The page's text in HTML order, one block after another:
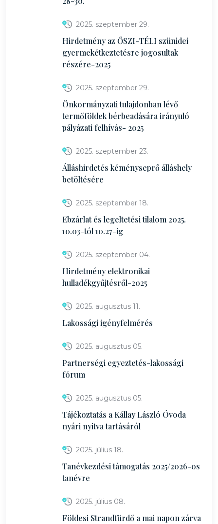
2025. szeptember 29.
Hirdetmény az ŐSZI-TÉLI szünidei
gyermekétkeztetésre jogosultak
részére-2025
2025. szeptember 29.
Önkormányzati tulajdonban lévő
termőföldek bérbeadására irányuló
pályázati felhívás- 2025
2025. szeptember 23.
Álláshirdetés kéményseprő álláshely
betöltésére
2025. szeptember 18.
Ebzárlat és legeltetési tilalom 2025.
10.03-tól 10.27-ig
2025. szeptember 04.
Hirdetmény elektronikai
hulladékgyűjtésről-2025
2025. augusztus 11.
Lakossági igényfelmérés
2025. augusztus 05.
Partnerségi egyeztetés-lakossági
fórum
2025. augusztus 05.
Tájékoztatás a Kállay László Óvoda
nyári nyitva tartásáról
2025. július 18.
Tanévkezdési támogatás 2025/2026-os
tanévre
2025. július 08.
Földesi Strandfürdő a mai napon zárva